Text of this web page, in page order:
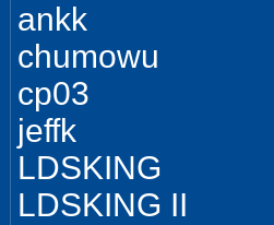
ankk
chumowu
cp03
jeffk
LDSKING
LDSKING II